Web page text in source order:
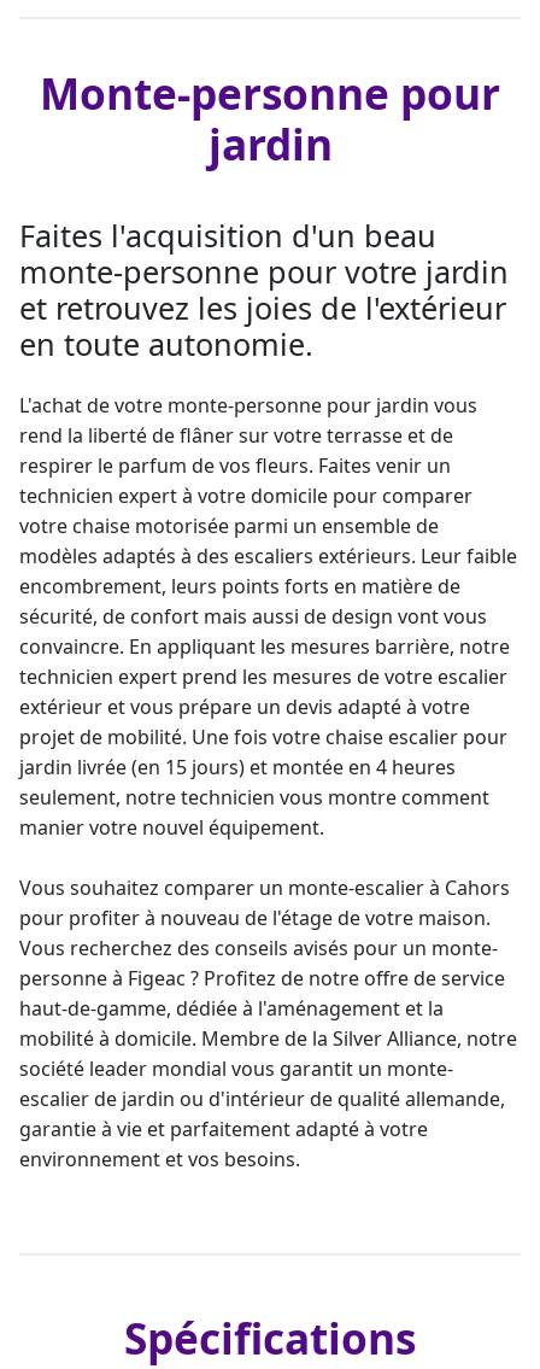
Monte-personne pour
jardin
Faites l'acquisition d'un beau
monte-personne pour votre jardin
et retrouvez les joies de l'extérieur
en toute autonomie.
L'achat de votre monte-personne pour jardin vous
rend la liberté de flâner sur votre terrasse et de
respirer le parfum de vos fleurs. Faites venir un
technicien expert à votre domicile pour comparer
votre chaise motorisée parmi un ensemble de
modèles adaptés à des escaliers extérieurs. Leur faible
encombrement, leurs points forts en matière de
sécurité, de confort mais aussi de design vont vous
convaincre. En appliquant les mesures barrière, notre
technicien expert prend les mesures de votre escalier
extérieur et vous prépare un devis adapté à votre
projet de mobilité. Une fois votre chaise escalier pour
jardin livrée (en 15 jours) et montée en 4 heures
seulement, notre technicien vous montre comment
manier votre nouvel équipement.
Vous souhaitez comparer un monte-escalierà Cahors
pour profiter à nouveau de l'étage de votre maison.
Vous recherchez des conseils avisés pour un monte-
personne à Figeac ? Profitez de notre offre de service
haut-de-gamme, dédiée à l'aménagement et la
mobilité à domicile. Membre de la Silver Alliance, notre
société leader mondial vous garantit un monte-
escalier de jardin ou d'intérieur de qualité allemande,
garantie à vie et parfaitement adapté à votre
environnement et vos besoins.
Spécifications